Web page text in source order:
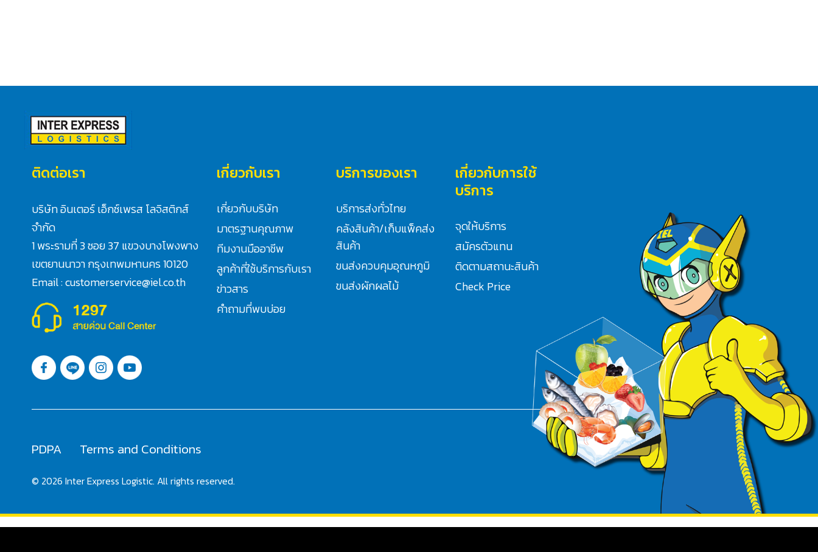
ติดต่อเรา
บริษัท อินเตอร์ เอ็กซ์เพรส โลจิสติกส์
จำกัด
1 พระรามที่ 3 ซอย 37 แขวงบางโพงพาง
เขตยานนาวา กรุงเทพมหานคร 10120
Email : customerservice@iel.co.th
เกี่ยวกับเรา
เกี่ยวกับบริษัท
มาตรฐานคุณภาพ
ทีมงานมืออาชีพ
ลูกค้าที่ใช้บริการกับเรา
ข่าวสาร
คำถามที่พบบ่อย
บริการของเรา
บริการส่งทั่วไทย
คลังสินค้า/เก็บแพ็คส่ง
สินค้า
ขนส่งควบคุมอุณหภูมิ
ขนส่งผักผลไม้
เกี่ยวกับการใช้
บริการ
จุดให้บริการ
สมัครตัวแทน
ติดตามสถานะสินค้า
Check Price
PDPA Terms and Conditions
© 2026 Inter Express Logistic. All rights reserved.